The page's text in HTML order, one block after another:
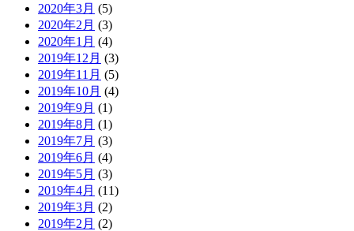
2020年3月 (5)
2020年2月 (3)
2020年1月 (4)
2019年12月 (3)
2019年11月 (5)
2019年10月 (4)
2019年9月 (1)
2019年8月 (1)
2019年7月 (3)
2019年6月 (4)
2019年5月 (3)
2019年4月 (11)
2019年3月 (2)
2019年2月 (2)